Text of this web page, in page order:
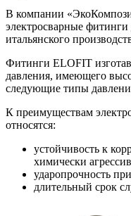
В компании
электросварные
итальянского
Фитинги ELOFIT
давления, имеющего
следующие типы
К преимуществам
относятся:
устойчивость к
химически
ударопрочность
длительный срок